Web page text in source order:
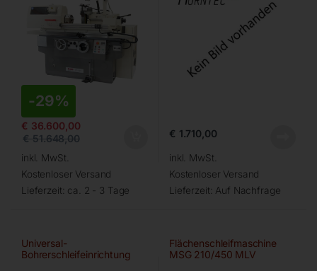
-29%
€ 36.600,00
€51.648,00
inkl. MwSt.
Kostenloser Versand
Lieferzeit: ca. 2 - 3 Tage
€ 1.710,00
inkl. MwSt.
Kostenloser Versand
Lieferzeit: Auf Nachfrage
Universal-
Bohrerschleifeinrichtung
Flächenschleifmaschine
MSG 210/450 MLV